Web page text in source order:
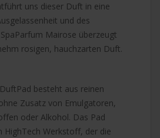
uns dieser Duft in eine
und des
Mairose überzeugt
rosigen, hauchzarten Duft.
besteht aus reinen
Zusatz von Emulgatoren,
oder Alkohol. Das Pad
HighTech Werkstoff, der die